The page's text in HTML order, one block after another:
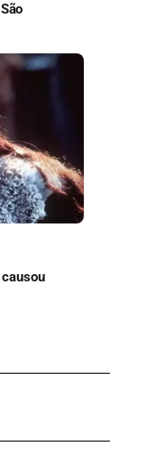
causou